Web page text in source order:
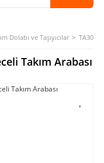
Dolabı ve Taşıyıcılar
Takım Arabası